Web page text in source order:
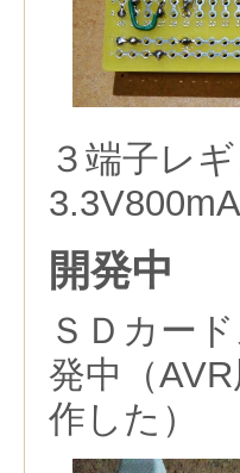
３端子レ
開発中
ＳＤカー
発中（
作した）